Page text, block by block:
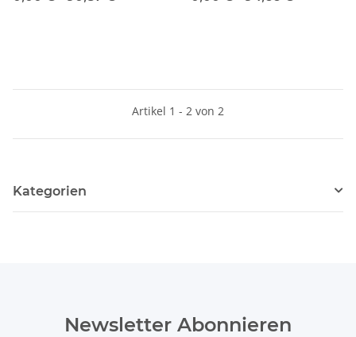
Artikel 1 - 2 von 2
Kategorien
Newsletter Abonnieren